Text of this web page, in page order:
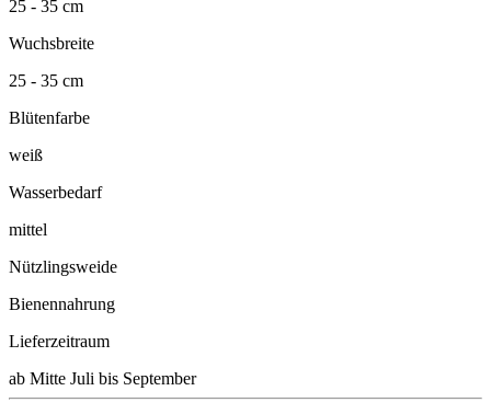
25 - 35 cm
Wuchsbreite
25 - 35 cm
Blütenfarbe
weiß
Wasserbedarf
mittel
Nützlingsweide
Bienennahrung
Lieferzeitraum
ab Mitte Juli bis September